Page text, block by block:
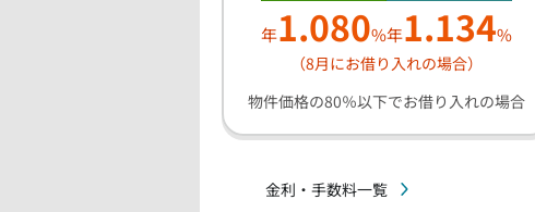
年1.080%年1.134%
（8月にお借り入れの場合）
物件価格の80％以下でお借り入れの場合
金利・手数料一覧